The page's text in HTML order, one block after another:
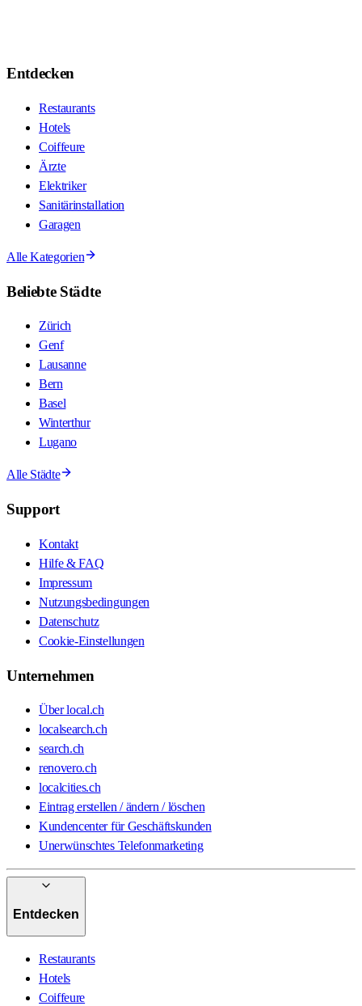
Entdecken
Restaurants
Hotels
Coiffeure
Ärzte
Elektriker
Sanitärinstallation
Garagen
Alle Kategorien
Beliebte Städte
Zürich
Genf
Lausanne
Bern
Basel
Winterthur
Lugano
Alle Städte
Support
Kontakt
Hilfe & FAQ
Impressum
Nutzungsbedingungen
Datenschutz
Cookie-Einstellungen
Unternehmen
Über local.ch
localsearch.ch
search.ch
renovero.ch
localcities.ch
Eintrag erstellen / ändern / löschen
Kundencenter für Geschäftskunden
Unerwünschtes Telefonmarketing
Entdecken
Restaurants
Hotels
Coiffeure